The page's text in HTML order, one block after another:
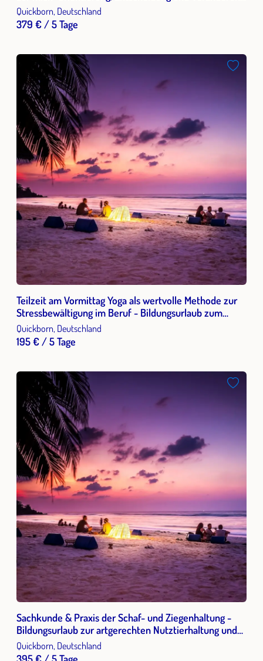
im Berufsleben - - Bildungsurlaub
Quickborn, Deutschland
379 € / 5 Tage
Teilzeit am Vormittag Yoga als wertvolle Methode zur
Stressbewältigung im Beruf - Bildungsurlaub zum
Erwerb von Fähigkeiten zur Stressbewältigung ...
Quickborn, Deutschland
195 € / 5 Tage
Sachkunde & Praxis der Schaf- und Ziegenhaltung -
Bildungsurlaub zur artgerechten Nutztierhaltung und
nachhaltigem Herdenmanagement
Quickborn, Deutschland